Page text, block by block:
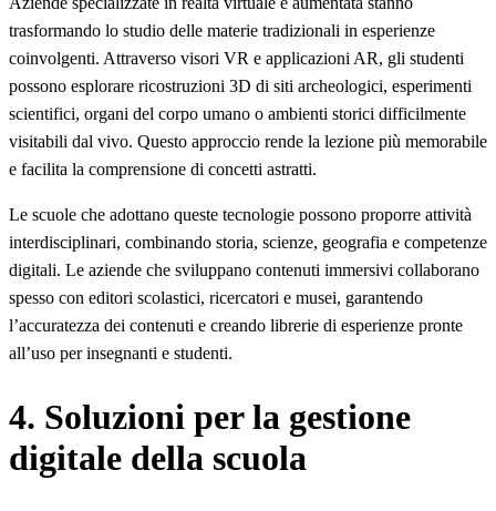
trasformando lo studio delle materie tradizionali in esperienze
coinvolgenti. Attraverso visori VR e applicazioni AR, gli studenti
possono esplorare ricostruzioni 3D di siti archeologici, esperimenti
scientifici, organi del corpo umano o ambienti storici difficilmente
visitabili dal vivo. Questo approccio rende la lezione più memorabile
e facilita la comprensione di concetti astratti.
Le scuole che adottano queste tecnologie possono proporre attività
interdisciplinari, combinando storia, scienze, geografia e competenze
digitali. Le aziende che sviluppano contenuti immersivi collaborano
spesso con editori scolastici, ricercatori e musei, garantendo
l’accuratezza dei contenuti e creando librerie di esperienze pronte
all’uso per insegnanti e studenti.
4. Soluzioni per la gestione
digitale della scuola